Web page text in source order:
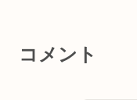
コメント